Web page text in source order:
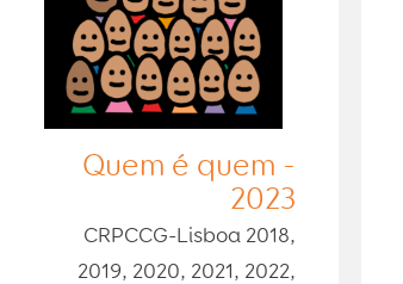
Quem é quem -
2023
CRPCCG-Lisboa 2018,
2019, 2020, 2021, 2022,